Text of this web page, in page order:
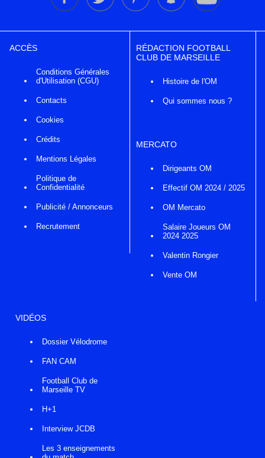
ACCÈS
Conditions Générales
d'Utilisation (CGU)
Contacts
Cookies
Crédits
Mentions Légales
Politique de
Confidentialité
Publicité / Annonceurs
Recrutement
RÉDACTION FOOTBALL
CLUB DE MARSEILLE
Histoire de l'OM
Qui sommes nous ?
MERCATO
Dirigeants OM
Effectif OM 2024 / 2025
OM Mercato
Salaire Joueurs OM
2024 2025
Valentin Rongier
Vente OM
VIDÉOS
Dossier Vélodrome
FAN CAM
Football Club de
Marseille TV
H+1
Interview JCDB
Les 3 enseignements